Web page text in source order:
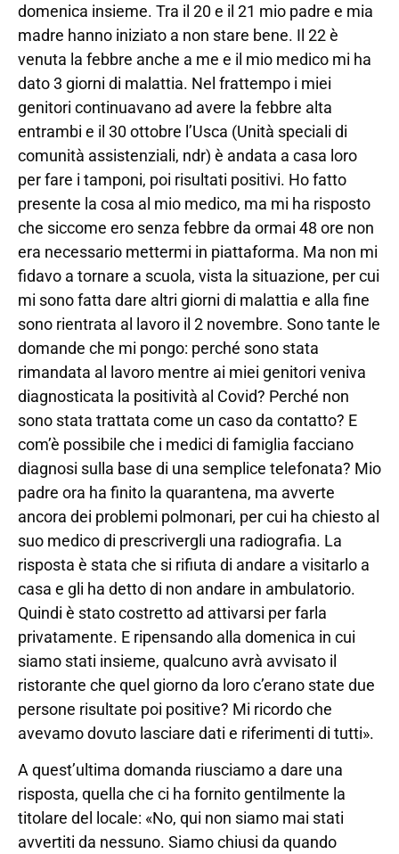
domenica insieme. Tra il 20 e il 21 mio padre e mia
madre hanno iniziato a non stare bene. Il 22 è
venuta la febbre anche a me e il mio medico mi ha
dato 3 giorni di malattia. Nel frattempo i miei
genitori continuavano ad avere la febbre alta
entrambi e il 30 ottobre l’Usca (Unità speciali di
comunità assistenziali, ndr) è andata a casa loro
per fare i tamponi, poi risultati positivi. Ho fatto
presente la cosa al mio medico, ma mi ha risposto
che siccome ero senza febbre da ormai 48 ore non
era necessario mettermi in piattaforma. Ma non mi
fidavo a tornare a scuola, vista la situazione, per cui
mi sono fatta dare altri giorni di malattia e alla fine
sono rientrata al lavoro il 2 novembre. Sono tante le
domande che mi pongo: perché sono stata
rimandata al lavoro mentre ai miei genitori veniva
diagnosticata la positività al Covid? Perché non
sono stata trattata come un caso da contatto? E
com’è possibile che i medici di famiglia facciano
diagnosi sulla base di una semplice telefonata? Mio
padre ora ha finito la quarantena, ma avverte
ancora dei problemi polmonari, per cui ha chiesto al
suo medico di prescrivergli una radiografia. La
risposta è stata che si rifiuta di andare a visitarlo a
casa e gli ha detto di non andare in ambulatorio.
Quindi è stato costretto ad attivarsi per farla
privatamente. E ripensando alla domenica in cui
siamo stati insieme, qualcuno avrà avvisato il
ristorante che quel giorno da loro c’erano state due
persone risultate poi positive? Mi ricordo che
avevamo dovuto lasciare dati e riferimenti di tutti».
A quest’ultima domanda riusciamo a dare una
risposta, quella che ci ha fornito gentilmente la
titolare del locale: «No, qui non siamo mai stati
avvertiti da nessuno. Siamo chiusi da quando